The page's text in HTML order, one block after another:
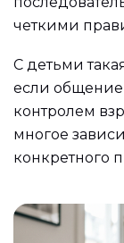
четкими
С детьми
если общение
контролем
многое
конкретного